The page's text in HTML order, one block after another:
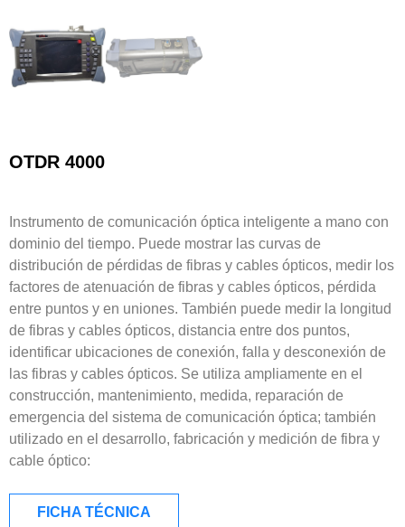
OTDR 4000
Instrumento de comunicación óptica inteligente a mano con
dominio del tiempo. Puede mostrar las curvas de
distribución de pérdidas de fibras y cables ópticos, medir los
factores de atenuación de fibras y cables ópticos, pérdida
entre puntos y en uniones. También puede medir la longitud
de fibras y cables ópticos, distancia entre dos puntos,
identificar ubicaciones de conexión, falla y desconexión de
las fibras y cables ópticos. Se utiliza ampliamente en el
construcción, mantenimiento, medida, reparación de
emergencia del sistema de comunicación óptica; también
utilizado en el desarrollo, fabricación y medición de fibra y
cable óptico:
FICHA TÉCNICA